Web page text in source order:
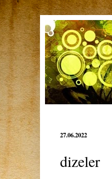
27.06.2022
dizeler